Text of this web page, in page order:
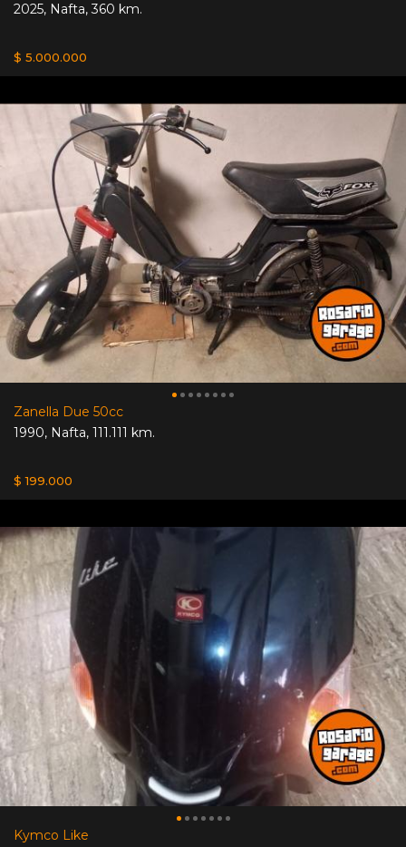
2025, Nafta,360 km.
$ 5.000.000
Zanella Due 50cc
1990, Nafta, 111.111 km.
$ 199.000
Kymco Like